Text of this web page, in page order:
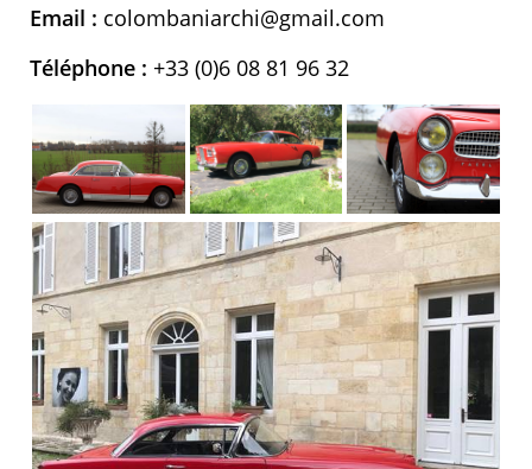
Email : colombaniarchi@gmail.com
Téléphone : +33 (0)6 08 81 96 32